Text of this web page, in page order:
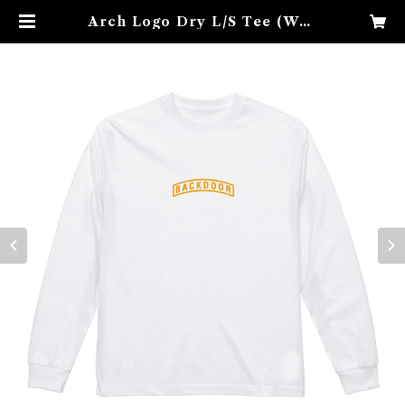
Arch Logo Dry L/S Tee (Whi